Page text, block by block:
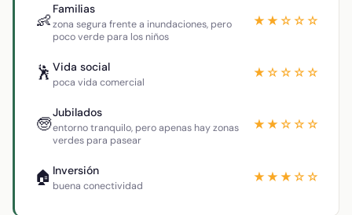
👶
Familias
zona segura frente a inundaciones, pero
poco verde para los niños
★★☆☆☆
🕺 Vida social
poca vida comercial
★☆☆☆☆
🧓
Jubilados
entorno tranquilo, pero apenas hay zonas
verdes para pasear
★★☆☆☆
🏠 Inversión
buena conectividad
★★★☆☆